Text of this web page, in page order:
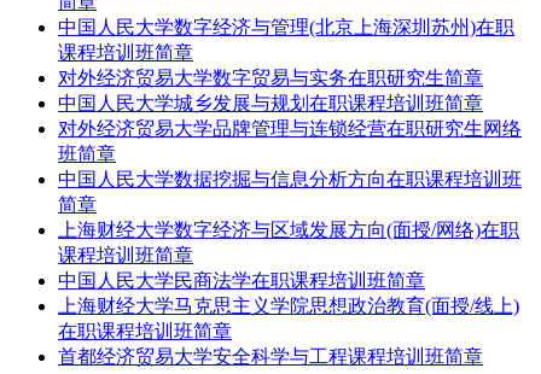
中国人民大学数字经济与管理(北京上海深圳苏州)在职
课程培训班简章
对外经济贸易大学数字贸易与实务在职研究生简章
中国人民大学城乡发展与规划在职课程培训班简章
对外经济贸易大学品牌管理与连锁经营在职研究生网络
班简章
中国人民大学数据挖掘与信息分析方向在职课程培训班
简章
上海财经大学数字经济与区域发展方向(面授/网络)在职
课程培训班简章
中国人民大学民商法学在职课程培训班简章
上海财经大学马克思主义学院思想政治教育(面授/线上)
在职课程培训班简章
首都经济贸易大学安全科学与工程课程培训班简章